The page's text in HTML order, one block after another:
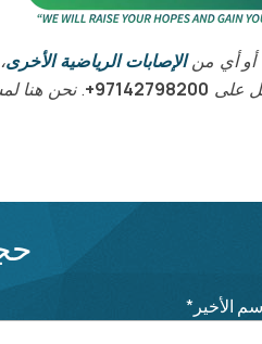
أو أي منالإصابات الرياضية الأخرى
على 97142798200+ . نحن هنا
الأخير *